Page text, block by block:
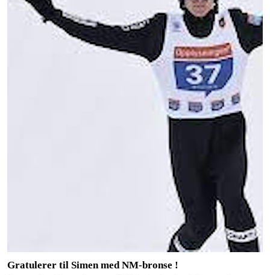
Gratulerer til Simen med NM-bronse !